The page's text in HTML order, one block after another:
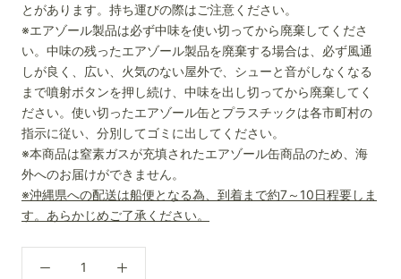
とがあります。持ち運びの際はご注意ください。
※エアゾール製品は必ず中味を使い切ってから廃棄してくださ
い。中味の残ったエアゾール製品を廃棄する場合は、必ず風通
しが良く、広い、火気のない屋外で、シューと音がしなくなる
まで噴射ボタンを押し続け、中味を出し切ってから廃棄してく
ださい。使い切ったエアゾール缶とプラスチックは各市町村の
指示に従い、分別してゴミに出してください。
※本商品は窒素ガスが充填されたエアゾール缶商品のため、海
外へのお届けができません。
※沖縄県への配送は船便となる為、到着まで約7～10日程要しま
す。あらかじめご了承ください。